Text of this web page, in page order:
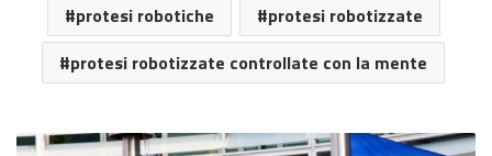
protesi robotiche
protesi robotizzate
protesi robotizzate controllate con la mente